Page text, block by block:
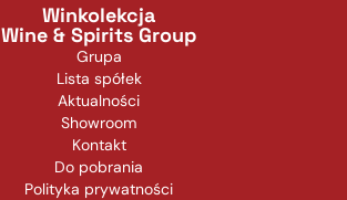
Winkolekcja
Wine & Spirits Group
Grupa
Lista spółek
Aktualności
Showroom
Kontakt
Do pobrania
Polityka prywatności